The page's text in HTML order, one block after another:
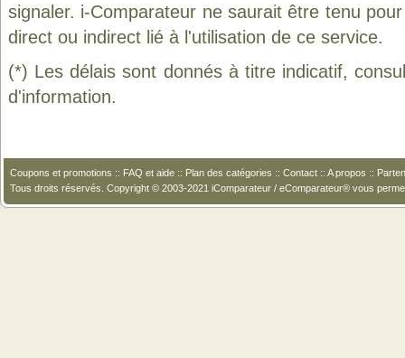
signaler. i-Comparateur ne saurait être tenu
direct ou indirect lié à l'utilisation de ce service.
(*) Les délais sont donnés à titre indicatif,
d'information.
Coupons et promotions :: FAQ et aide :: Plan des catégories :: Contact :: A propos ::
Tous droits réservés. Copyright © 2003-2021 iComparateur / eComparateur® vous